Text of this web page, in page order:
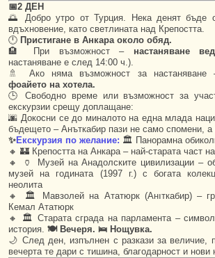
📅2 ДЕН
🌅 Добро утро от Турция. Нека денят бъде
вдъхновение, като светлината над Крепостта.
🕛 Пристигане в Анкара около обяд.
🏨 При възможност – настаняване
настаняване е след 14:00 ч.).
🚿 Ако няма възможност за настаняване
фоайето на хотела.
🕒 Свободно време или възможност за
екскурзии срещу доплащане:
🌆 Докосни се до миналото на една млада
бъдещето – Анъткабир пази не само спомени, а
✨Екскурзия по желание: 🏛️ Панорамна
🔸 🏰 Крепостта на Анкара – най-старата част
🔸 🏺 Музей на Анадолските цивилизации –
музей на годината (1997 г.) с богата
неолита
🔸 🏛️ Мавзолей на Ататюрк (Анıткабир) –
Кемал Ататюрк
🔸 🏛️ Старата сграда на парламента – символ
история. 🍽️ Вечеря. 🛌 Нощувка.
🌙 След ден, изпълнен с разкази за величие,
вечерта те дари с тишина, благодарност и нови